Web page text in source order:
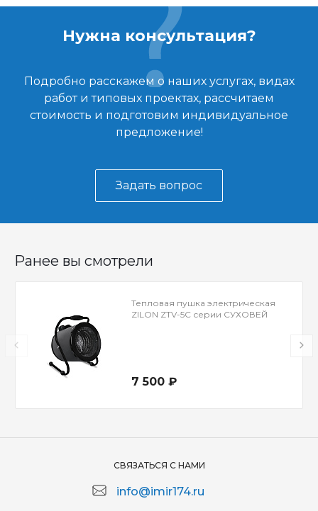
Нужна консультация?
Подробно расскажем о наших услугах, видах
работ и типовых проектах, рассчитаем
стоимость и подготовим индивидуальное
предложение!
Задать вопрос
Ранее вы смотрели
Тепловая пушка электрическая
ZILON ZTV-5C серии СУХОВЕЙ
7 500 ₽
СВЯЗАТЬСЯ С НАМИ
info@imir174.ru